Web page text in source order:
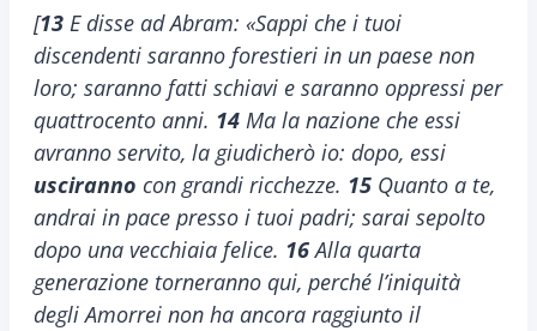
[13 E disse ad Abram: «Sappi che i tuoi
discendenti saranno forestieri in un paese non
loro; saranno fatti schiavi e saranno oppressi per
quattrocento anni. 14 Ma la nazione che essi
avranno servito, la giudicherò io: dopo, essi
usciranno con grandi ricchezze. 15 Quanto a te,
andrai in pace presso i tuoi padri; sarai sepolto
dopo una vecchiaia felice. 16Alla quarta
generazione torneranno qui, perché l’iniquità
degli Amorrei non ha ancora raggiunto il